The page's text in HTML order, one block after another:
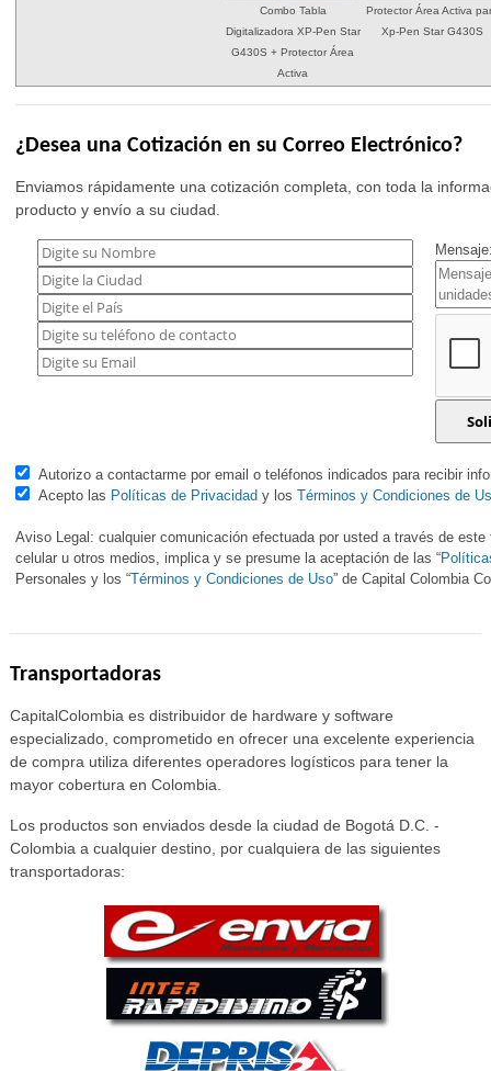
Combo Tabla
Digitalizadora XP-Pen Star
G430S + Protector Área
Activa
Protector Área Activa
Xp-Pen Star G430S
¿Desea una Cotización en su Correo Electrónico?
Enviamos rápidamente una cotización completa, con toda la
producto y envío a su ciudad.
Autorizo a contactarme por email o teléfonos indicados para recibir
Acepto las Políticas de Privacidad y losTérminos y Condiciones de
Aviso Legal: cualquier comunicación efectuada por usted a través de
celular u otros medios, implica y se presume la aceptación de las “
Personales y los “Términos y Condiciones de Uso” de Capital Colombia
Transportadoras
CapitalColombia es distribuidor de hardware y software
especializado, comprometido en ofrecer una excelente experiencia
de compra utiliza diferentes operadores logísticos para tener la
mayor cobertura en Colombia.
Los productos son enviados desde la ciudad de Bogotá D.C. -
Colombia a cualquier destino, por cualquiera de las siguientes
transportadoras: